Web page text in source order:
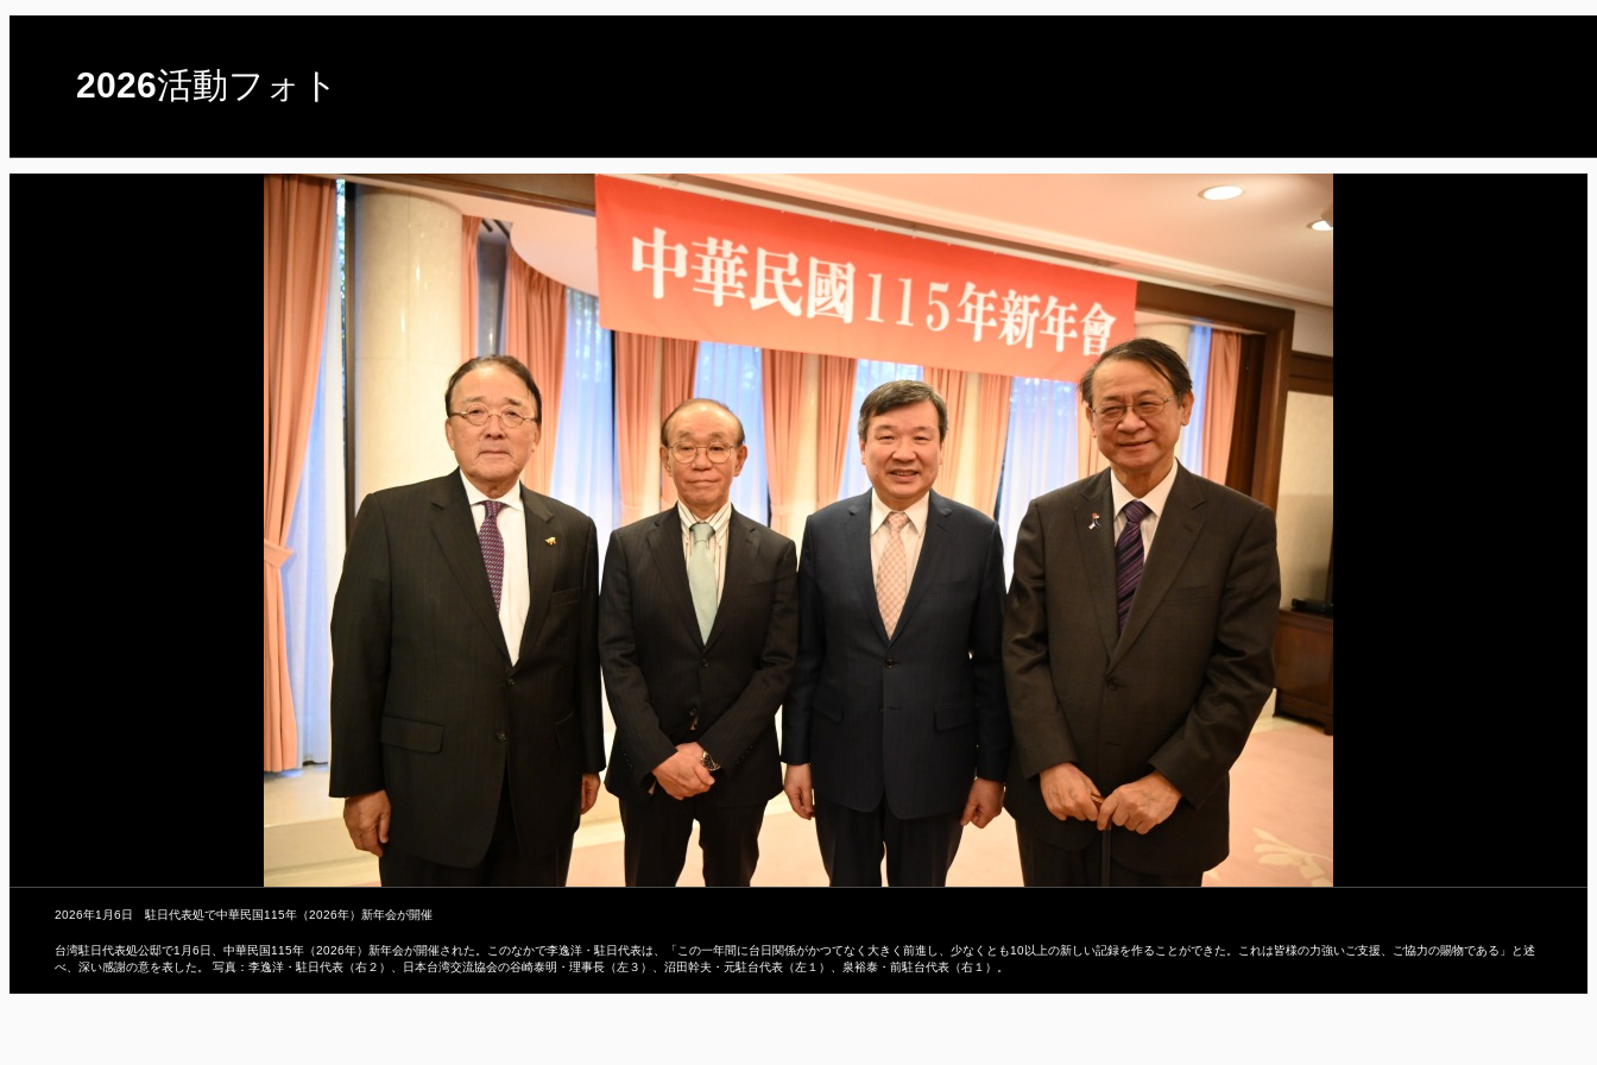
2026活動フォト
2026年1月6日 駐日代表処で中華民国115年（2026年）新年会が開催
台湾駐日代表処公邸で1月6日、中華民国115年（2026年）新年会が開催された。このなかで李逸洋・駐日代表は、「この一年間に台日関係がかつてなく大きく前進し、少なくとも10以上の新しい記録を作ることができた。これは皆様の力強いご支援、ご協力の賜物である」と述
べ、深い感謝の意を表した。 写真：李逸洋・駐日代表（右２）、日本台湾交流協会の谷崎泰明・理事長（左３）、沼田幹夫・元駐台代表（左１）、泉裕泰・前駐台代表（右１）。